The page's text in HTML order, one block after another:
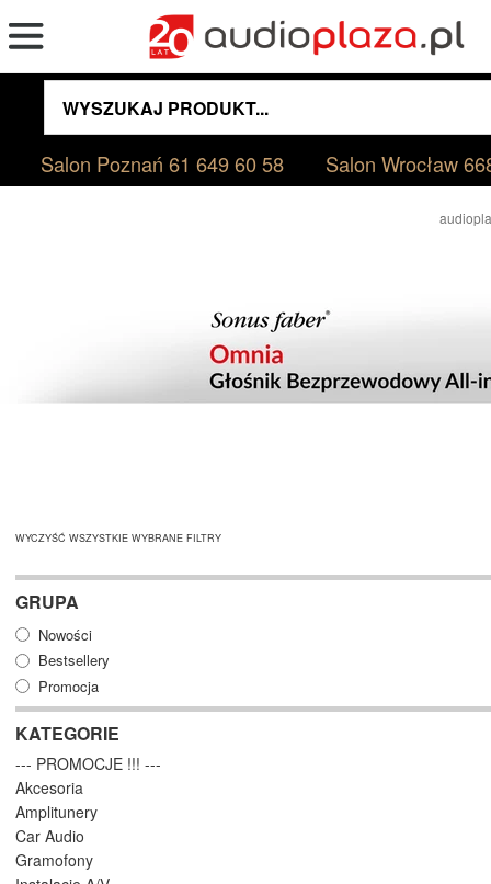
Salon Poznań61 649 60 58 Salon Wrocław
WYCZYŚĆ WSZYSTKIE WYBRANE FILTRY
GRUPA
Nowości
Bestsellery
Promocja
KATEGORIE
--- PROMOCJE !!! ---
Akcesoria
Amplitunery
Car Audio
Gramofony